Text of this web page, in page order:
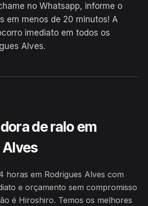
no Whatsapp, informe o
em menos de 20 minutos! A
imediato em todos os
Alves.
de ralo em
Alves
horas em Rodrigues Alves com
e orçamento sem compromisso
é Hiroshiro. Temos os melhores